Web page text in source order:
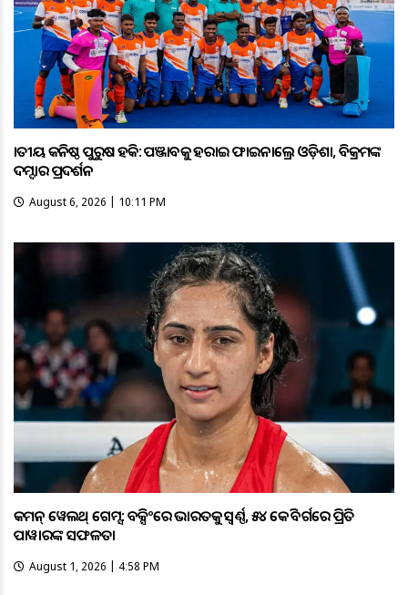
ଜାତୀୟ କନିଷ୍ଠ ପୁରୁଷ ହକି: ପଞ୍ଜାବକୁ ହରାଇ ଫାଇନାଲ୍ରେ ଓଡ଼ିଶା, ବିକ୍ରମଙ୍କ
ଦମ୍ଦାର ପ୍ରଦର୍ଶନ
August 6, 2026 | 10:11 PM
କମନ୍ ୱେଲଥ୍ ଗେମ୍ସ: ବକ୍ସିଂରେ ଭାରତକୁ ସ୍ବର୍ଣ୍ଣ, ୫୪ କେଜି ବର୍ଗରେ ପ୍ରିତି
ପାୱାରଙ୍କ ସଫଳତା
August 1, 2026 | 4:58 PM